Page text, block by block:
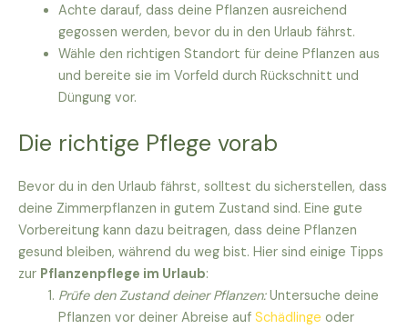
Achte darauf, dass deine Pflanzen ausreichend
gegossen werden, bevor du in den Urlaub fährst.
Wähle den richtigen Standort für deine Pflanzen aus
und bereite sie im Vorfeld durch Rückschnitt und
Düngung vor.
Die richtige Pflege vorab
Bevor du in den Urlaub fährst, solltest du sicherstellen, dass
deine Zimmerpflanzen in gutem Zustand sind. Eine gute
Vorbereitung kann dazu beitragen, dass deine Pflanzen
gesund bleiben, während du weg bist. Hier sind einige Tipps
zur Pflanzenpflege im Urlaub:
Prüfe den Zustand deiner Pflanzen:Untersuche deine
Pflanzen vor deiner Abreise auf Schädlinge oder